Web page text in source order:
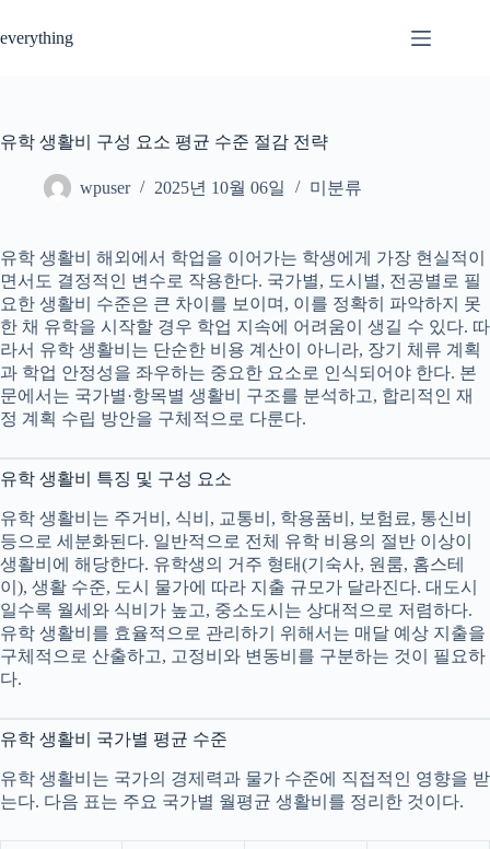
content
everything
유학 생활비 구성 요소 평균 수준 절감 전략
wpuser 2025년 10월 06일 미분류
유학 생활비 해외에서 학업을 이어가는 학생에게 가장 현실적이
면서도 결정적인 변수로 작용한다. 국가별, 도시별, 전공별로 필
요한 생활비 수준은 큰 차이를 보이며, 이를 정확히 파악하지 못
한 채 유학을 시작할 경우 학업 지속에 어려움이 생길 수 있다. 따
라서 유학 생활비는 단순한 비용 계산이 아니라, 장기 체류 계획
과 학업 안정성을 좌우하는 중요한 요소로 인식되어야 한다. 본
문에서는 국가별·항목별 생활비 구조를 분석하고, 합리적인 재
정 계획 수립 방안을 구체적으로 다룬다.
유학 생활비 특징 및 구성 요소
유학 생활비는 주거비, 식비, 교통비, 학용품비, 보험료, 통신비
등으로 세분화된다. 일반적으로 전체 유학 비용의 절반 이상이
생활비에 해당한다. 유학생의 거주 형태(기숙사, 원룸, 홈스테
이), 생활 수준, 도시 물가에 따라 지출 규모가 달라진다. 대도시
일수록 월세와 식비가 높고, 중소도시는 상대적으로 저렴하다.
유학 생활비를 효율적으로 관리하기 위해서는 매달 예상 지출을
구체적으로 산출하고, 고정비와 변동비를 구분하는 것이 필요하
다.
유학 생활비 국가별 평균 수준
유학 생활비는 국가의 경제력과 물가 수준에 직접적인 영향을 받
는다. 다음 표는 주요 국가별 월평균 생활비를 정리한 것이다.